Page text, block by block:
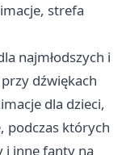
strefa
najmłodszych i
dźwiękach
dla dzieci,
podczas których
i inne fanty na